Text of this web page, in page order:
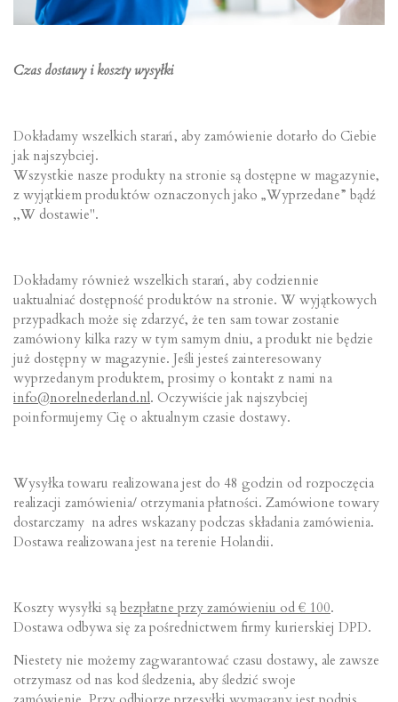
Czas dostawy i koszty wysyłki
Dokładamy wszelkich starań, aby zamówienie dotarło do Ciebie
jak najszybciej.
Wszystkie nasze produkty na stronie są dostępne w magazynie,
z wyjątkiem produktów oznaczonych jako „Wyprzedane” bądź
,,W dostawie''.
Dokładamy również wszelkich starań, aby codziennie
uaktualniać dostępność produktów na stronie. W wyjątkowych
przypadkach może się zdarzyć, że ten sam towar zostanie
zamówiony kilka razy w tym samym dniu, a produkt nie będzie
już dostępny w magazynie. Jeśli jesteś zainteresowany
wyprzedanym produktem, prosimy o kontakt z nami na
info@norelnederland.nl. Oczywiście jak najszybciej
poinformujemy Cię o aktualnym czasie dostawy.
Wysyłka towaru realizowana jest do 48 godzin od rozpoczęcia
realizacji zamówienia/ otrzymania płatności. Zamówione towary
dostarczamy na adres wskazany podczas składania zamówienia.
Dostawa realizowana jest na terenie Holandii.
Koszty wysyłki są bezpłatne przy zamówieniu od € 100.
Dostawa odbywa się za pośrednictwem firmy kurierskiej DPD.
Niestety nie możemy zagwarantować czasu dostawy, ale zawsze
otrzymasz od nas kod śledzenia, aby śledzić swoje